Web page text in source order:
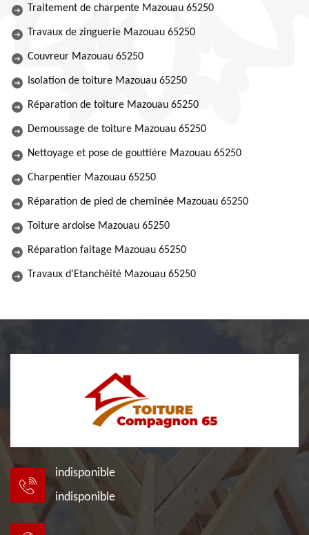
Traitement de charpente Mazouau 65250
Travaux de zinguerie Mazouau 65250
Couvreur Mazouau 65250
Isolation de toiture Mazouau 65250
Réparation de toiture Mazouau 65250
Demoussage de toiture Mazouau 65250
Nettoyage et pose de gouttière Mazouau 65250
Charpentier Mazouau 65250
Réparation de pied de cheminée Mazouau 65250
Toiture ardoise Mazouau 65250
Réparation faitage Mazouau 65250
Travaux d'Etanchéité Mazouau 65250
indisponible
indisponible